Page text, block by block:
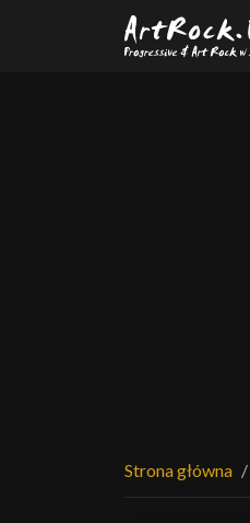
Przejdź do treści głównej
Strona główna